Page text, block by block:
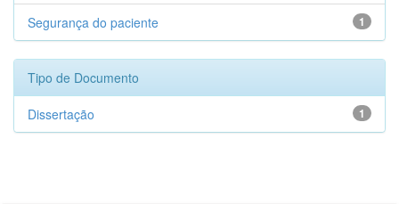
1
Segurança do paciente
Tipo de Documento
1
Dissertação